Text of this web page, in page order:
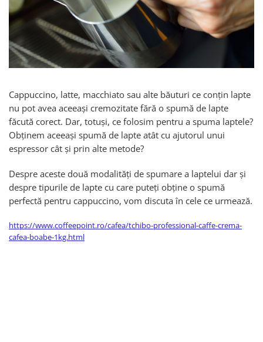
Cafea boabe Vergnano
Cafea boabe Segafredo
Cafea boabe Julius Meinl
Cafea boabe 1kg
Alte branduri cafea
Cafea de specialitate
Cafea proaspat prajita
Cafea Etiopia
Cafea Columbia
Cafea Brazilia
Cafea Guatemala
Cafea Costa Rica
Cafea Decofeinizata
Sistem de zahar si paleta
Tastaturi si butoane
Cappuccino, latte, macchiato sau alte băuturi ce conțin lapte
nu pot avea aceeași cremozitate fără o spumă de lapte
făcută corect. Dar, totuși, ce folosim pentru a spuma laptele?
Obținem aceeași spumă de lapte atât cu ajutorul unui
espressor cât și prin alte metode?
Despre aceste două modalități de spumare a laptelui dar și
despre tipurile de lapte cu care puteți obține o spumă
perfectă pentru cappuccino, vom discuta în cele ce urmează.
https://www.coffeepoint.ro/cafea/tchibo-professional-caffe-crema-
cafea-boabe-1kg.html